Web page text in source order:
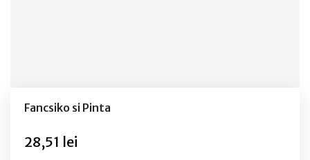
Fancsiko si Pinta
28,51 lei